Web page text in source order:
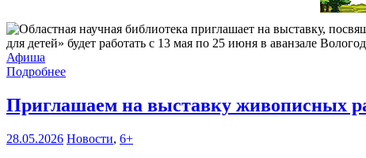
для детей» будет работать с 13 мая по 25 июня в аванзале
Афиша
Подробнее
Приглашаем на выставку живописных
28.05.2026 Новости, 6+